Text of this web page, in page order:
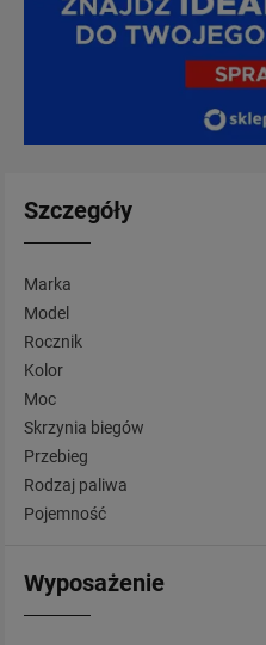
Szczegóły
Marka
Model
Rocznik
Kolor
Moc
Skrzynia biegów
Przebieg
Rodzaj paliwa
Pojemność
Wyposażenie